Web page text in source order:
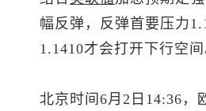
幅反弹，反弹首要压力
1.1410才会打开下行空间
北京时间6月2日14:36，